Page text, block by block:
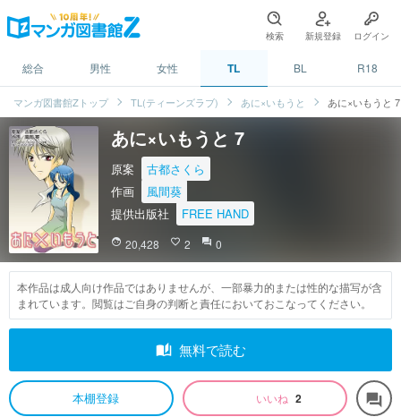
検索 新規登録 ログイン
総合 男性 女性 TL BL R18
マンガ図書館Zトップ TL(ティーンズラブ) あに×いもうと あに×いもうと 7
あに×いもうと 7
原案
古都さくら
作画
風間葵
提供出版社
FREE HAND
face 20,428 favorite_border 2 question_answer 0
本作品は成人向け作品ではありませんが、一部暴力的または性的な描写が含
まれています。閲覧はご自身の判断と責任においておこなってください。
auto_stories 無料で読む
本棚登録 いいね 2 forum